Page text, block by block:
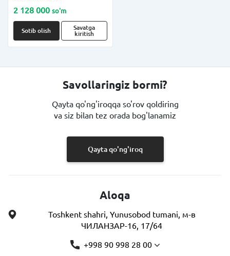
2 128 000 so'm
Sotib olish
Savatga
kiritish
Savollaringiz bormi?
Qayta qo'ng'iroqqa so'rov qoldiring
va siz bilan tez orada bog'lanamiz
Qayta qo'ng'iroq
Aloqa
Toshkent shahri, Yunusobod tumani, м-в
ЧИЛАНЗАР-16, 17/64
+998 90 998 28 00